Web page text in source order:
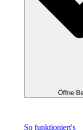
Öffne
So funktioniert's